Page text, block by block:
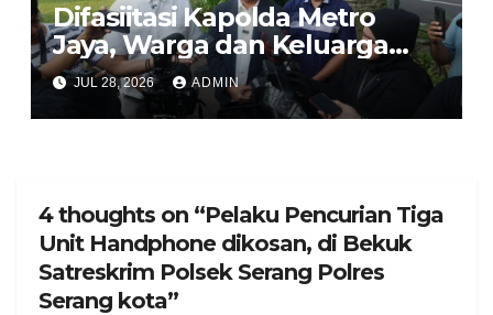
Difasiitasi Kapolda Metro
Jaya, Warga dan Keluarga
Korban Imbau Jaga
Kondusivitas
JUL 28, 2026 ADMIN
4 thoughts on “Pelaku Pencurian Tiga
Unit Handphone dikosan, di Bekuk
Satreskrim Polsek Serang Polres
Serang kota”